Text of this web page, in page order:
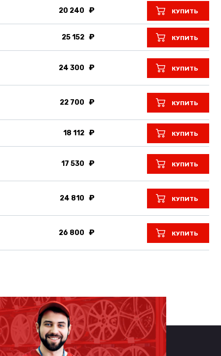
20 240 КУПИТЬ
25 152 КУПИТЬ
24 300 КУПИТЬ
22 700 КУПИТЬ
18 112 КУПИТЬ
17 530 КУПИТЬ
24 810 КУПИТЬ
26 800 КУПИТЬ